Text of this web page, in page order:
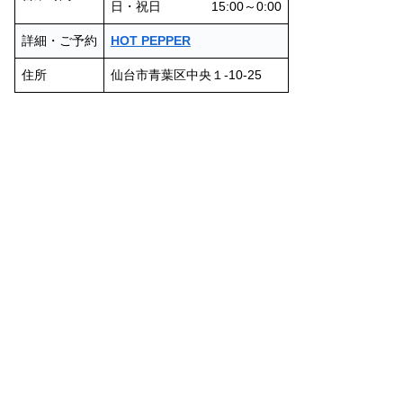
日・祝日 15:00～0:00
詳細・ご予約 HOT PEPPER
住所 仙台市青葉区中央１-10-25